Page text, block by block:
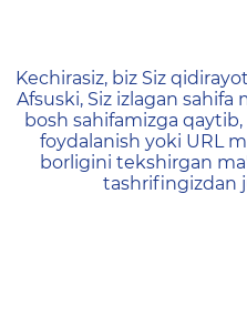
404 —
Kechirasiz, biz Siz
Afsuski, Siz izlagan sahifa
bosh sahifamizga
foydalanish yoki URL
borligini tekshirgan
tashrifingizdan